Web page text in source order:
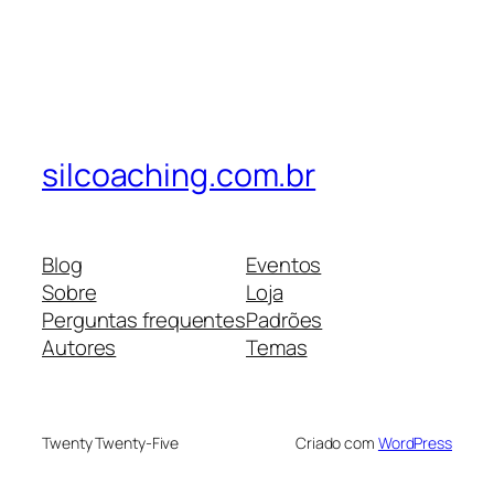
silcoaching.com.br
Blog
Sobre
Perguntas frequentes
Autores
Eventos
Loja
Padrões
Temas
Twenty Twenty-Five Criado com WordPress